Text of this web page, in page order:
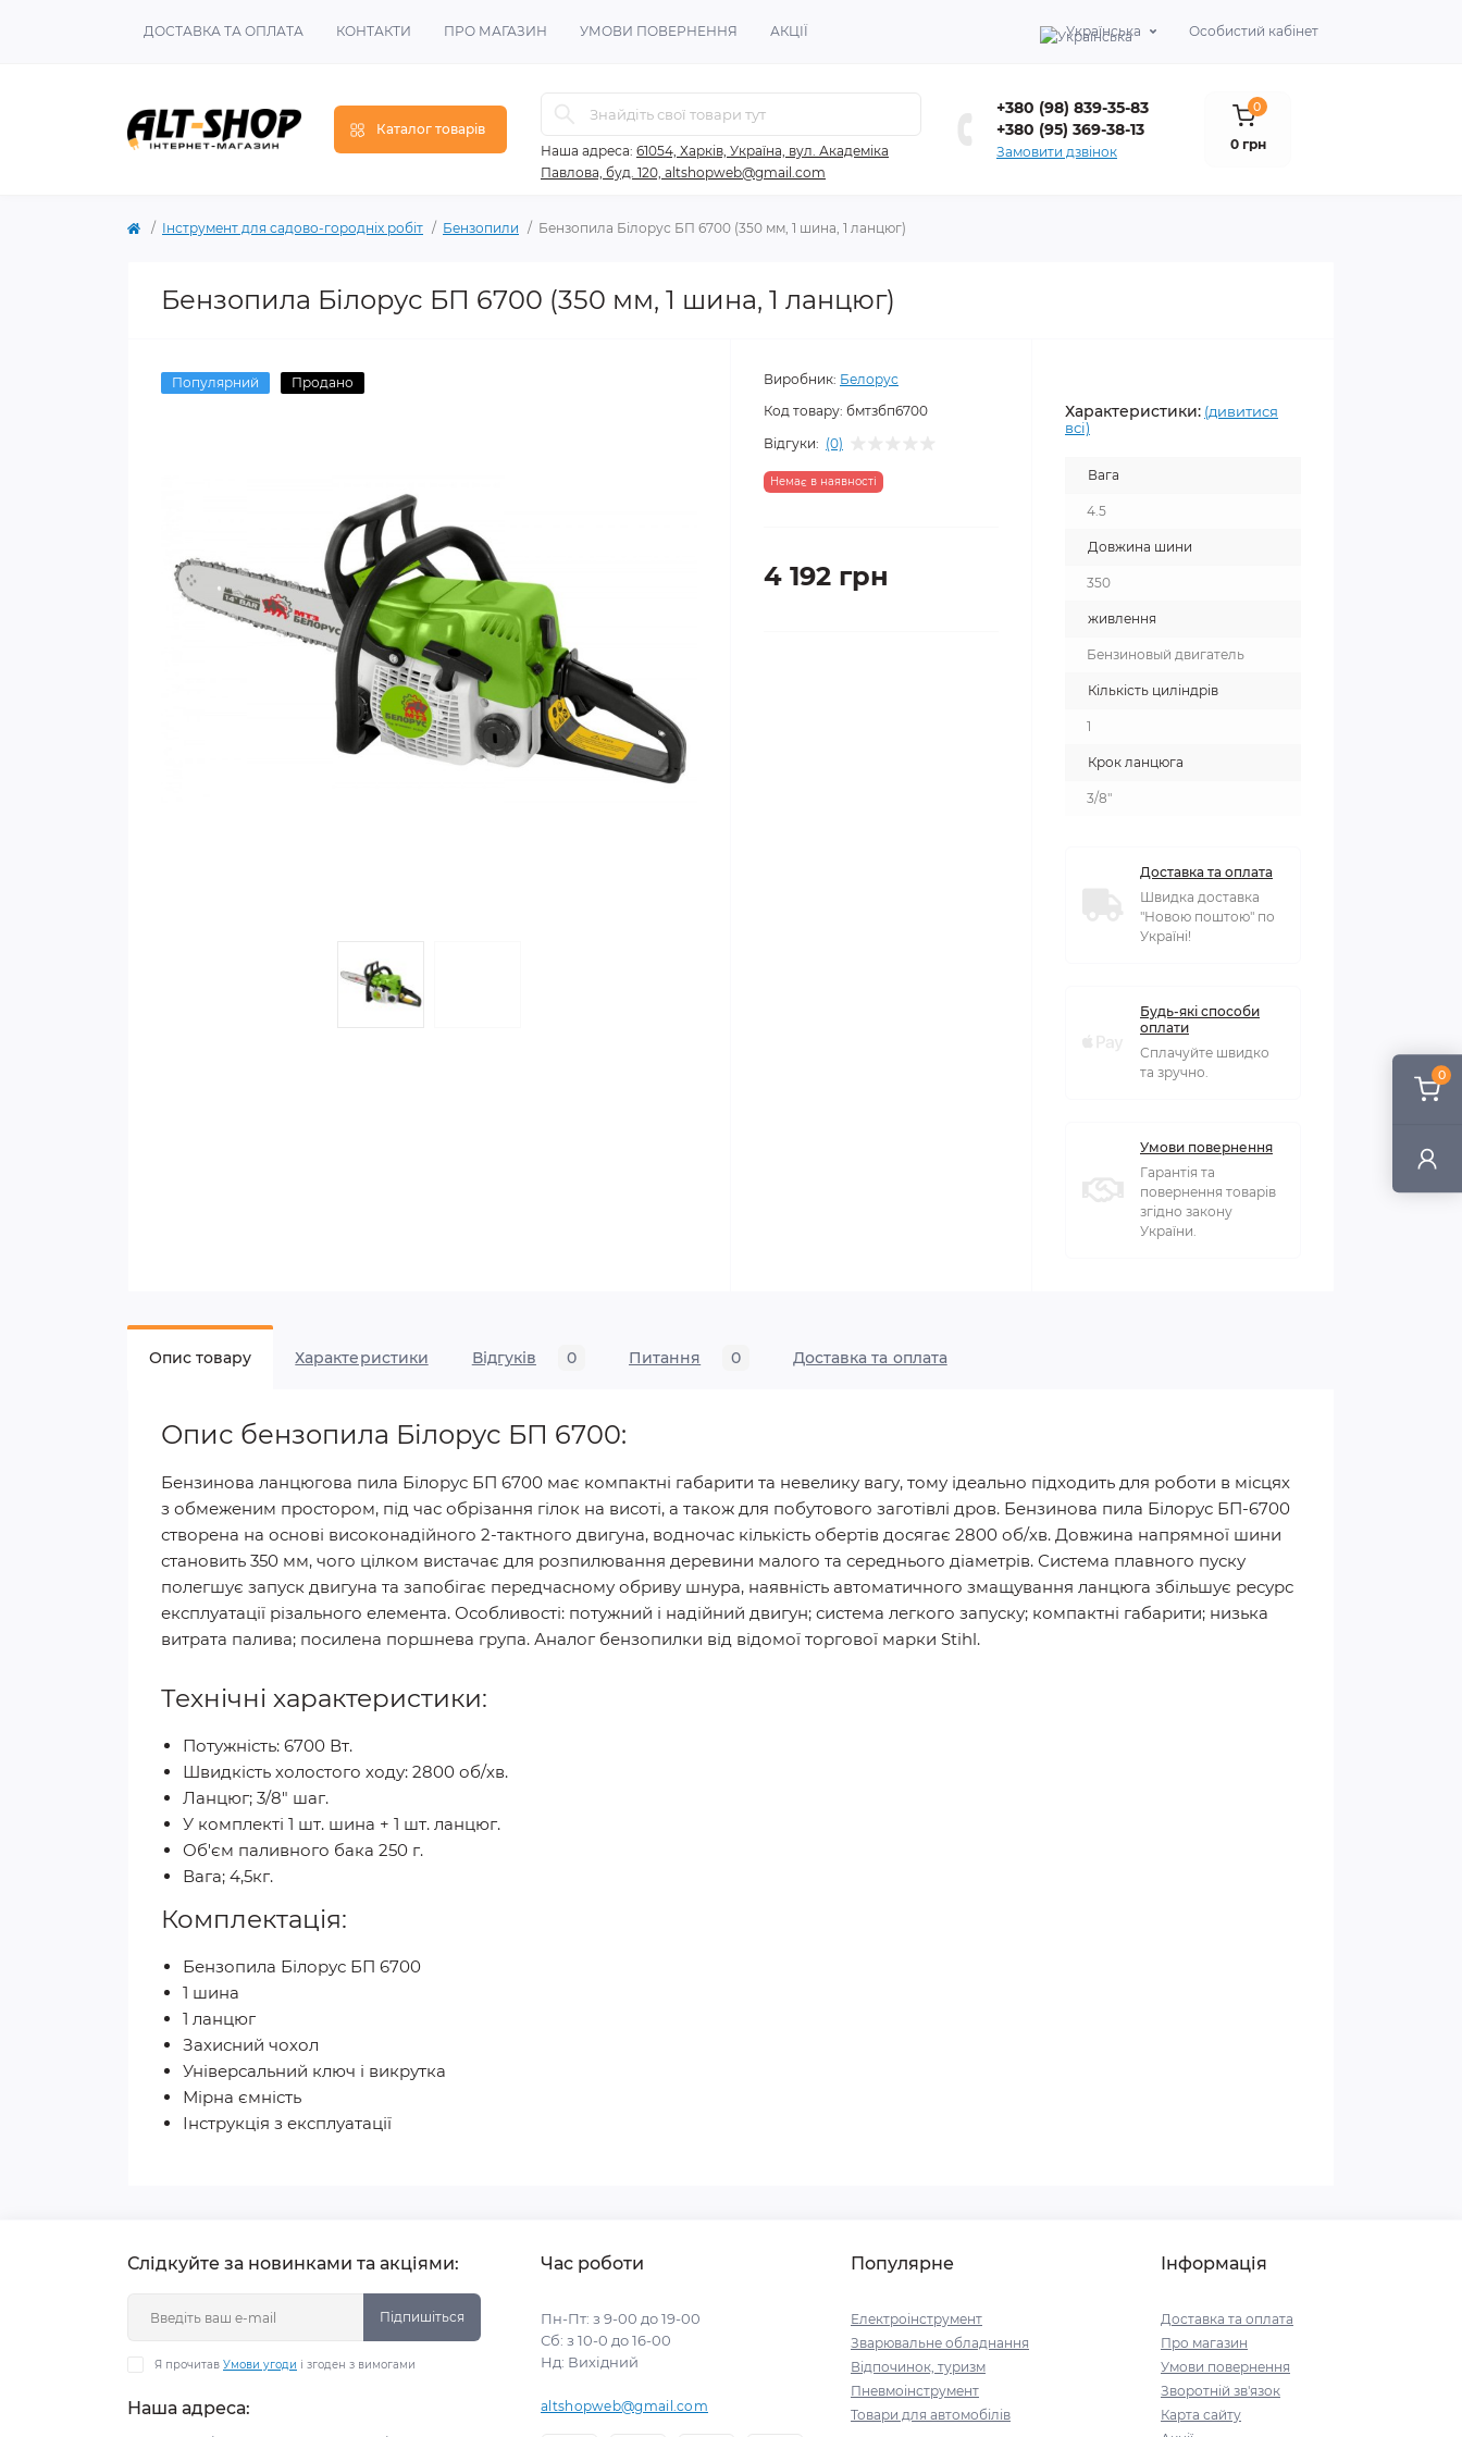
0
ДОСТАВКА ТА ОПЛАТА КОНТАКТИ ПРО МАГАЗИН УМОВИ ПОВЕРНЕННЯ АКЦІЇ Українська Особистий кабінет
Каталог товарів
Наша адреса: 61054, Харків, Україна, вул. Академіка
Павлова, буд. 120, altshopweb@gmail.com
+380 (98) 839-35-83
+380 (95) 369-38-13
Замовити дзвінок
0
0 грн
Інструмент для садово-городніх робіт Бензопили Бензопила Білорус БП 6700 (350 мм, 1 шина, 1 ланцюг)
Бензопила Білорус БП 6700 (350 мм, 1 шина, 1 ланцюг)
Популярний Продано Виробник: Белорус
Код товару: бмтзбп6700
Відгуки: (0)
Немає в наявності
4 192 грн
Характеристики: (дивитися
всі)
Вага
4.5
Довжина шини
350
живлення
Бензиновый двигатель
Кількість циліндрів
1
Крок ланцюга
3/8"
Доставка та оплата
Швидка доставка
"Новою поштою" по
Україні!
Будь-які способи
оплати
Сплачуйте швидко
та зручно.
Умови повернення
Гарантія та
повернення товарів
згідно закону
України.
Опис товару Характеристики Відгуків 0 Питання 0 Доставка та оплата
Опис бензопила Білорус БП 6700:
Бензинова ланцюгова пила Білорус БП 6700 має компактні габарити та невелику вагу, тому ідеально підходить для роботи в місцях
з обмеженим простором, під час обрізання гілок на висоті, а також для побутового заготівлі дров. Бензинова пила Білорус БП-6700
створена на основі високонадійного 2-тактного двигуна, водночас кількість обертів досягає 2800 об/хв. Довжина напрямної шини
становить 350 мм, чого цілком вистачає для розпилювання деревини малого та середнього діаметрів. Система плавного пуску
полегшує запуск двигуна та запобігає передчасному обриву шнура, наявність автоматичного змащування ланцюга збільшує ресурс
експлуатації різального елемента. Особливості: потужний і надійний двигун; система легкого запуску; компактні габарити; низька
витрата палива; посилена поршнева група. Аналог бензопилки від відомої торгової марки Stihl.
Технічні характеристики:
Потужність: 6700 Вт.
Швидкість холостого ходу: 2800 об/хв.
Ланцюг; 3/8" шаг.
У комплекті 1 шт. шина + 1 шт. ланцюг.
Об'єм паливного бака 250 г.
Вага; 4,5кг.
Комплектація:
Бензопила Білорус БП 6700
1 шина
1 ланцюг
Захисний чохол
Універсальний ключ і викрутка
Мірна ємність
Інструкція з експлуатації
Слідкуйте за новинками та акціями:
Підпишіться
Я прочитав Умови угоди і згоден з вимогами
Наша адреса:
Час роботи
Пн-Пт: з 9-00 до 19-00
Сб: з 10-0 до 16-00
Нд: Вихідний
altshopweb@gmail.com
Популярне
Електроінструмент
Зварювальне обладнання
Відпочинок, туризм
Пневмоінструмент
Товари для автомобілів
Інформація
Доставка та оплата
Про магазин
Умови повернення
Зворотній зв'язок
Карта сайту